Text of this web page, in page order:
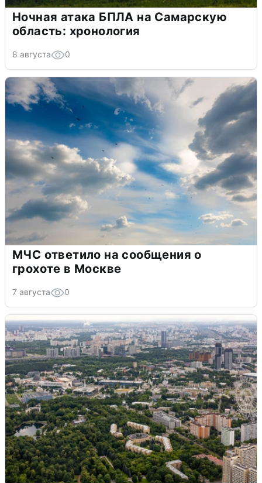
Ночная атака БПЛА на Самарскую
область: хронология
8 августа 0
МЧС ответило на сообщения о
грохоте в Москве
7 августа 0